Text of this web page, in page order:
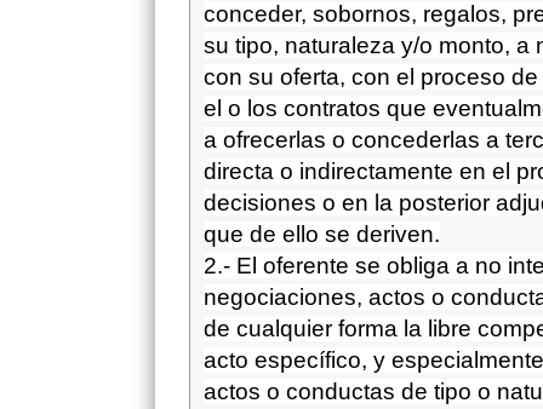
conceder, sobornos, regalos,
su tipo, naturaleza y/o monto, a
con su oferta, con el proceso
el o los contratos que
a ofrecerlas o concederlas a
directa o indirectamente en el
decisiones o en la posterior
que de ello se deriven.
2.- El oferente se obliga a no
negociaciones, actos o
de cualquier forma la libre
acto específico, y
actos o conductas de tipo o